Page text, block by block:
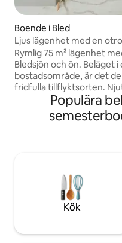
Boende i Bled
Ljus lägenhet med en
Rymlig 75 m² lägenhet
Bledsjön och ön. Beläget
bostadsområde, är det
fridfulla tillflyktsorten.
gemensamma trädgård
chillområde. • GRATIS CYKLAR: Nå sjön
på 5 minuter. • UTFORSKA: Bil är bäst för
Nära Bled Jezero
minuters naturskön
centrum. Snabbt WiFi
självincheckning och
Populära
Kök